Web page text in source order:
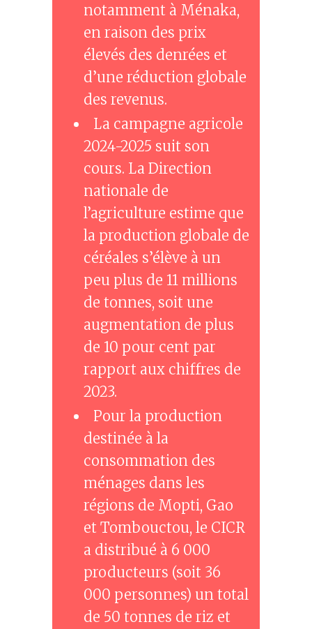
notamment à Ménaka,
en raison des prix
élevés des denrées et
d’une réduction globale
des revenus.
La campagne agricole
2024-2025 suit son
cours. La Direction
nationale de
l’agriculture estime que
la production globale de
céréales s’élève à un
peu plus de 11 millions
de tonnes, soit une
augmentation de plus
de 10 pour cent par
rapport aux chiffres de
2023.
Pour la production
destinée à la
consommation des
ménages dans les
régions de Mopti, Gao
et Tombouctou, le CICR
a distribué à 6 000
producteurs (soit 36
000 personnes) un total
de 50 tonnes de riz et